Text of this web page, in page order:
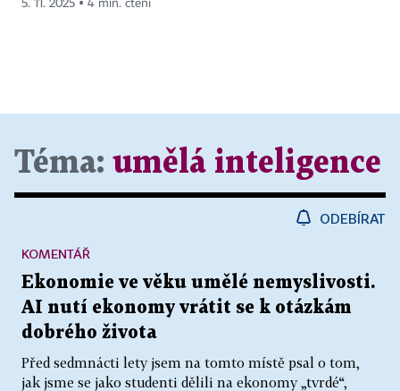
5. 11. 2025 ▪ 4 min. čtení
Téma: umělá inteligence
ODEBÍRAT
Ekonomie ve věku umělé nemyslivosti.
AI nutí ekonomy vrátit se k otázkám
dobrého života
Před sedmnácti lety jsem na tomto místě psal o tom,
jak jsme se jako studenti dělili na ekonomy „tvrdé“,
KOMENTÁŘ